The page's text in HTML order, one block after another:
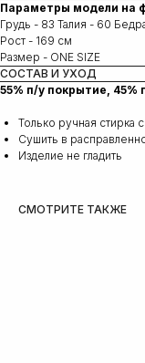
Параметры модели на
Грудь - 83 Талия - 60
Рост - 169 см
Размер - ONE SIZE
СОСТАВ И УХОД
55% п/у покрытие, 45%
Только ручная стирка
Сушить в
Изделие не гладить
СМОТРИТЕ ТАКЖЕ